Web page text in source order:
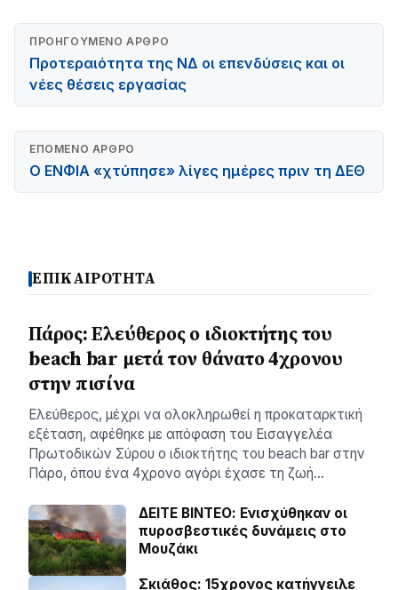
ΠΡΟΗΓΟΎΜΕΝΟ ΆΡΘΡΟ
Προτεραιότητα της ΝΔ οι επενδύσεις και οι
νέες θέσεις εργασίας
ΕΠΌΜΕΝΟ ΆΡΘΡΟ
Ο ΕΝΦΙΑ «χτύπησε» λίγες ημέρες πριν τη ΔΕΘ
ΕΠΙΚΑΙΡΟΤΗΤΑ
Πάρος: Ελεύθερος ο ιδιοκτήτης του
beach bar μετά τον θάνατο 4χρονου
στην πισίνα
Ελεύθερος, μέχρι να ολοκληρωθεί η προκαταρκτική
εξέταση, αφέθηκε με απόφαση του Εισαγγελέα
Πρωτοδικών Σύρου ο ιδιοκτήτης του beach bar στην
Πάρο, όπου ένα 4χρονο αγόρι έχασε τη ζωή…
ΔΕΙΤΕ ΒΙΝΤΕΟ: Ενισχύθηκαν οι
πυροσβεστικές δυνάμεις στο
Μουζάκι
Σκιάθος: 15χρονος κατήγγειλε